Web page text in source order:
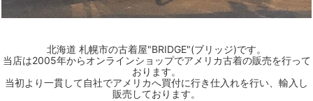
北海道 札幌市の古着屋"BRIDGE"(ブリッジ)です。
当店は2005年からオンラインショップでアメリカ古着の販売を行って
おります。
当初より一貫して自社でアメリカへ買付に行き仕入れを行い、輸入し
販売しております。